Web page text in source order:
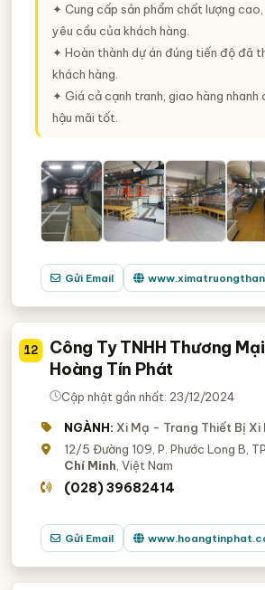
✦ Cung cấp sản phẩm chất lượng
yêu cầu của khách hàng.
✦ Hoàn thành dự án đúng tiến độ đã
khách hàng.
✦ Giá cả cạnh tranh, giao hàng nhanh
hậu mãi tốt.
Gửi Email
12
Công Ty TNHH Thương
Hoàng Tín Phát
Cập nhật gần nhất: 23/12/2024
NGÀNH: Xi Mạ - Trang Thiết Bị Xi
12/5 Đường 109, P. Phước Long B,
Chí Minh , Việt Nam
(028) 39682414
Gửi Email